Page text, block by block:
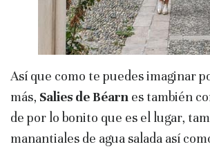
Así que como te puedes imaginar
más, Salies de Béarn es también
de por lo bonito que es el lugar,
manantiales de agua salada así